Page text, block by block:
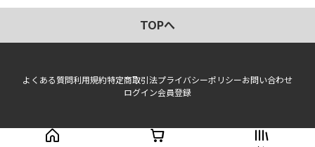
TOPへ
よくある質問利用規約特定商取引法プライバシーポリシーお問い合わせ
ログイン会員登録